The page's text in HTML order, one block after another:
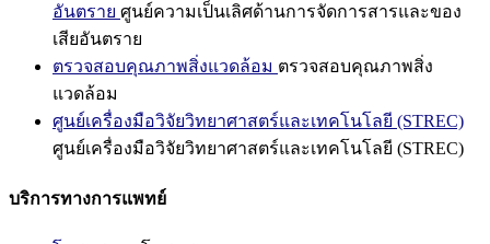
อันตราย ศูนย์ความเป็นเลิศด้านการจัดการสารและของ
เสียอันตราย
ตรวจสอบคุณภาพสิ่งแวดล้อม ตรวจสอบคุณภาพสิ่ง
แวดล้อม
ศูนย์เครื่องมือวิจัยวิทยาศาสตร์และเทคโนโลยี (STREC)
ศูนย์เครื่องมือวิจัยวิทยาศาสตร์และเทคโนโลยี (STREC)
บริการทางการแพทย์